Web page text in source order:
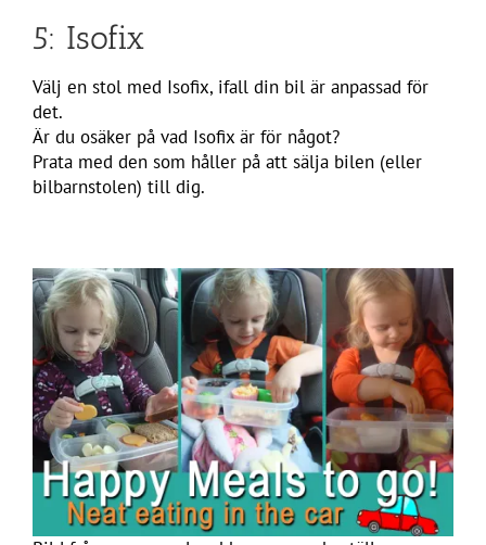
5: Isofix
Välj en stol med Isofix, ifall din bil är anpassad för
det.
Är du osäker på vad Isofix är för något?
Prata med den som håller på att sälja bilen (eller
bilbarnstolen) till dig.